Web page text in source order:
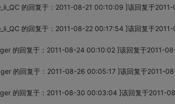
的回复于：2011-08-21 00:10:09 ]该回复于
的回复于：2011-08-22 00:17:54 ]该回复于
的回复于：2011-08-24 00:10:02 ]该回复于2011-
的回复于：2011-08-26 00:05:17 ]该回复于2011-
的回复于：2011-08-30 00:03:04 ]该回复于2011-